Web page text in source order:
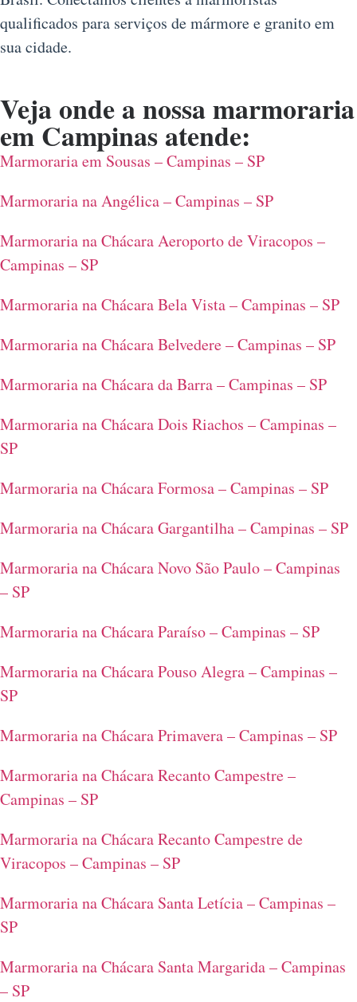
qualificados para serviços de mármore e granito em
sua cidade.
Veja onde a nossamarmoraria
em Campinasatende:
Marmoraria em Sousas – Campinas – SP
Marmoraria na Angélica – Campinas – SP
Marmoraria na Chácara Aeroporto de Viracopos –
Campinas – SP
Marmoraria na Chácara Bela Vista – Campinas – SP
Marmoraria na Chácara Belvedere – Campinas – SP
Marmoraria na Chácara da Barra – Campinas – SP
Marmoraria na Chácara Dois Riachos – Campinas –
SP
Marmoraria na Chácara Formosa – Campinas – SP
Marmoraria na Chácara Gargantilha – Campinas – SP
Marmoraria na Chácara Novo São Paulo – Campinas
– SP
Marmoraria na Chácara Paraíso – Campinas – SP
Marmoraria na Chácara Pouso Alegra – Campinas –
SP
Marmoraria na Chácara Primavera – Campinas – SP
Marmoraria na Chácara Recanto Campestre –
Campinas – SP
Marmoraria na Chácara Recanto Campestre de
Viracopos – Campinas – SP
Marmoraria na Chácara Santa Letícia – Campinas –
SP
Marmoraria na Chácara Santa Margarida – Campinas
– SP